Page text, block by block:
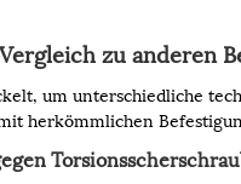
zu anderen
um unterschiedliche
herkömmlichen